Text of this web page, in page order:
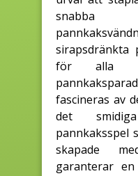
snabba
för alla i
fascineras av
det
pannkaksspel
skapade
garanterar